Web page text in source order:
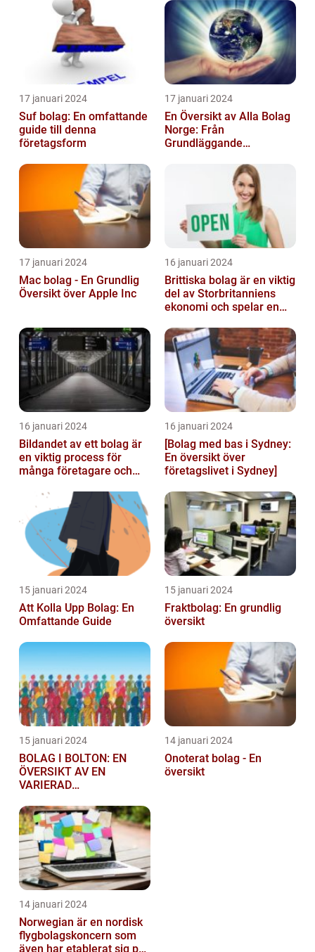
17 januari 2024
Suf bolag: En omfattande
guide till denna
företagsform
17 januari 2024
En Översikt av Alla Bolag
Norge: Från
Grundläggande
Kvantitativa Mätningar
17 januari 2024
Mac bolag - En Grundlig
Översikt över Apple Inc
16 januari 2024
Brittiska bolag är en viktig
del av Storbritanniens
ekonomi och spelar en
landets...
16 januari 2024
Bildandet av ett bolag är
en viktig process för
många företagare och
starta ...
16 januari 2024
[Bolag med bas i Sydney:
En översikt över
företagslivet i Sydney]
15 januari 2024
Att Kolla Upp Bolag: En
Omfattande Guide
15 januari 2024
Fraktbolag: En grundlig
översikt
15 januari 2024
BOLAG I BOLTON: EN
ÖVERSIKT AV EN
VARIERAD
14 januari 2024
Onoterat bolag - En
översikt
14 januari 2024
Norwegian är en nordisk
flygbolagskoncern som
även har etablerat sig på